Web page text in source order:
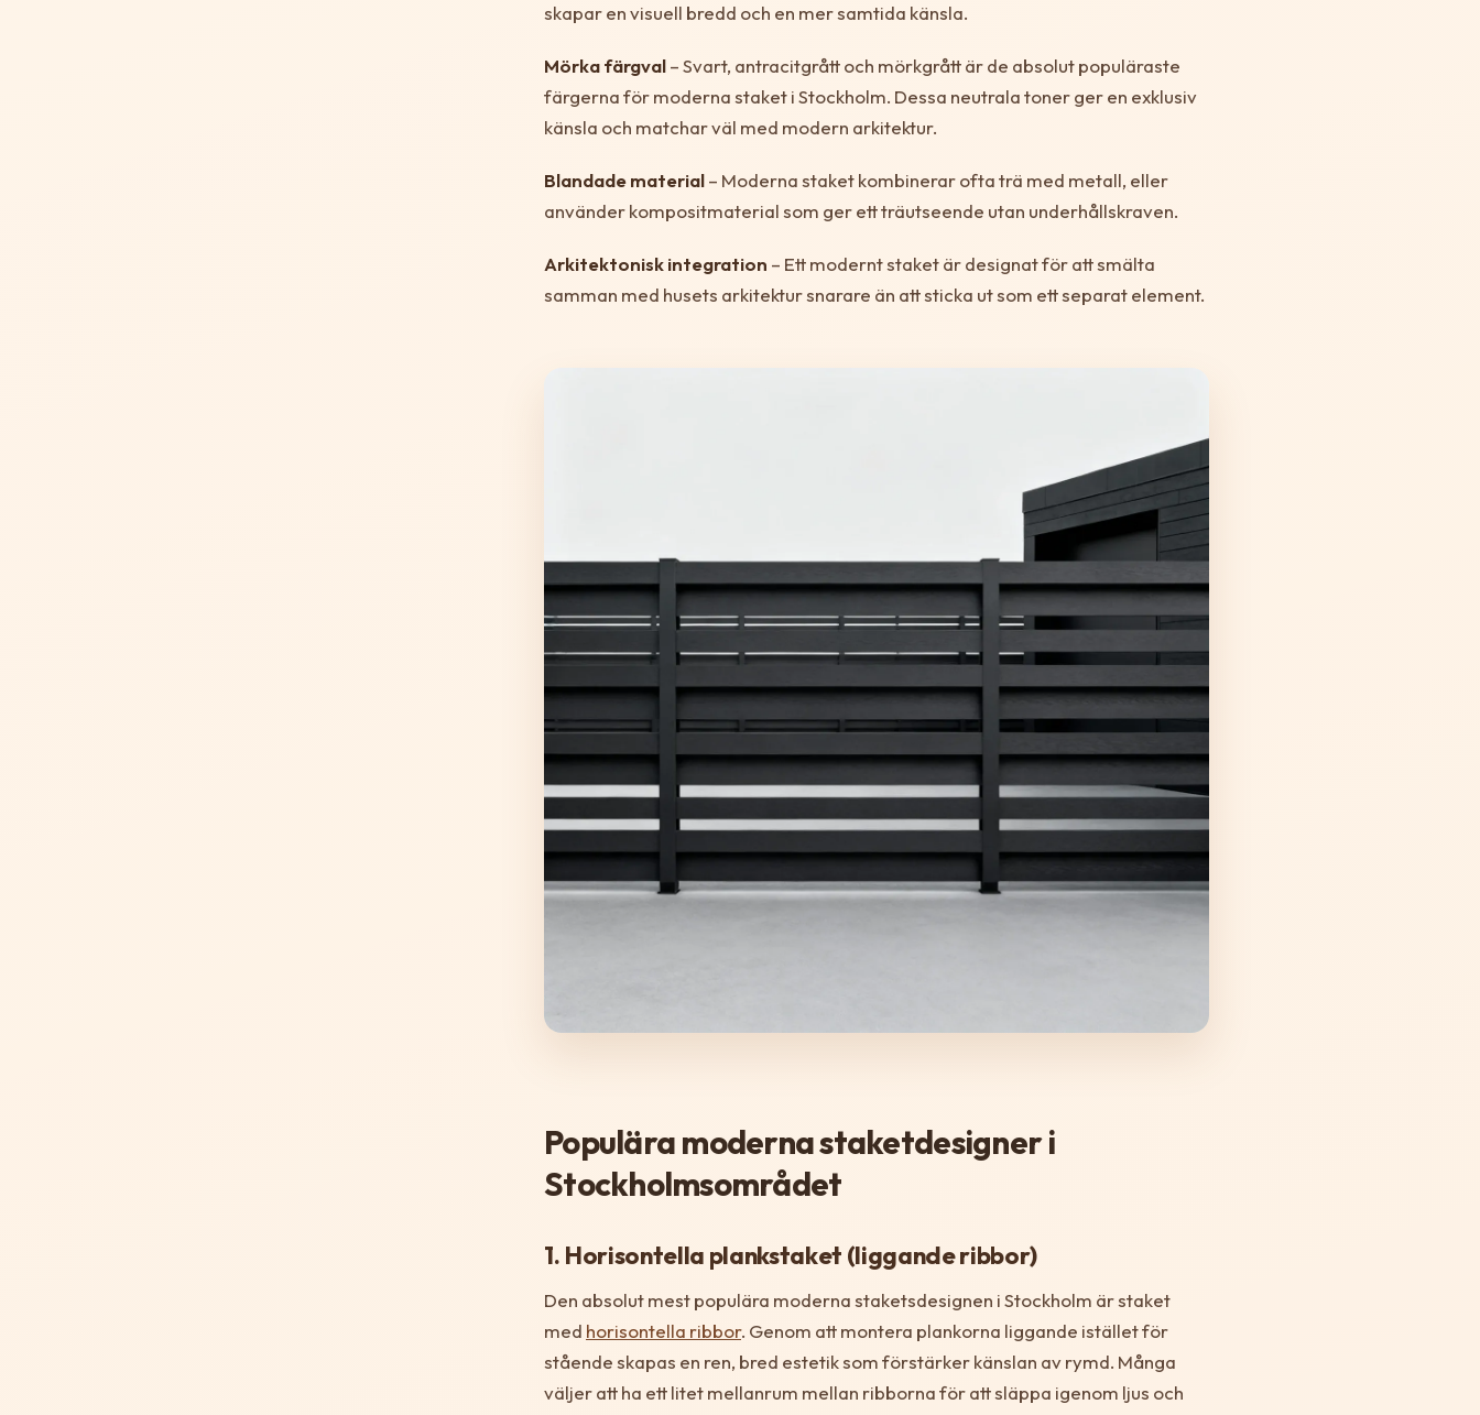
skapar en visuell bredd och en mer samtida känsla.
Mörka färgval– Svart, antracitgrått och mörkgrått är de absolut populäraste
färgerna för moderna staket i Stockholm. Dessa neutrala toner ger en exklusiv
känsla och matchar väl med modern arkitektur.
Blandade material– Moderna staket kombinerar ofta trä med metall, eller
använder kompositmaterial som ger ett träutseende utan underhållskraven.
Arkitektonisk integration – Ett modernt staket är designat för att smälta
samman med husets arkitektur snarare än att sticka ut som ett separat element.
Populära moderna staketdesigner i
Stockholmsområdet
1. Horisontella plankstaket (liggande ribbor)
Den absolut mest populära moderna staketsdesignen i Stockholm är staket
med horisontella ribbor. Genom att montera plankorna liggande istället för
stående skapas en ren, bred estetik som förstärker känslan av rymd. Många
väljer att ha ett litet mellanrum mellan ribborna för att släppa igenom ljus och